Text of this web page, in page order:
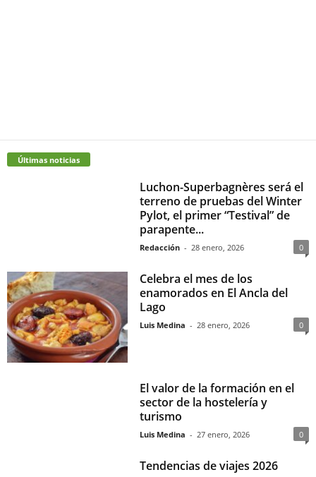
Últimas noticias
Luchon-Superbagnères será el
terreno de pruebas del Winter
Pylot, el primer “Testival” de
parapente...
Redacción - 28 enero, 2026 0
Celebra el mes de los
enamorados en El Ancla del
Lago
Luis Medina - 28 enero, 2026 0
El valor de la formación en el
sector de la hostelería y
turismo
Luis Medina - 27 enero, 2026 0
Tendencias de viajes 2026